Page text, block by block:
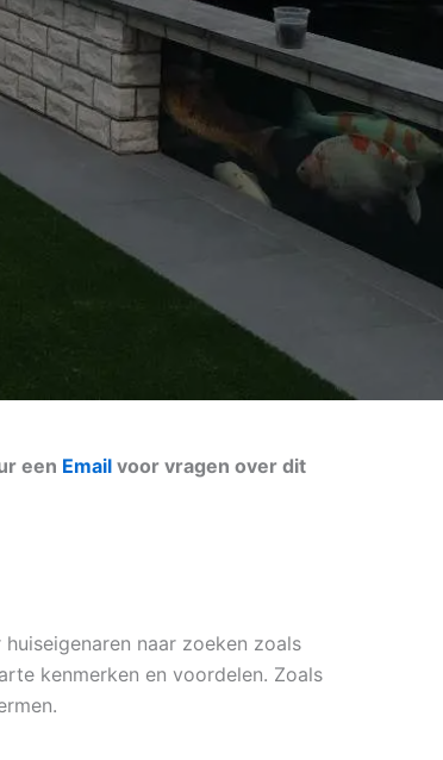
een Email voor vragen over dit
naar zoeken zoals
kenmerken en voordelen. Zoals